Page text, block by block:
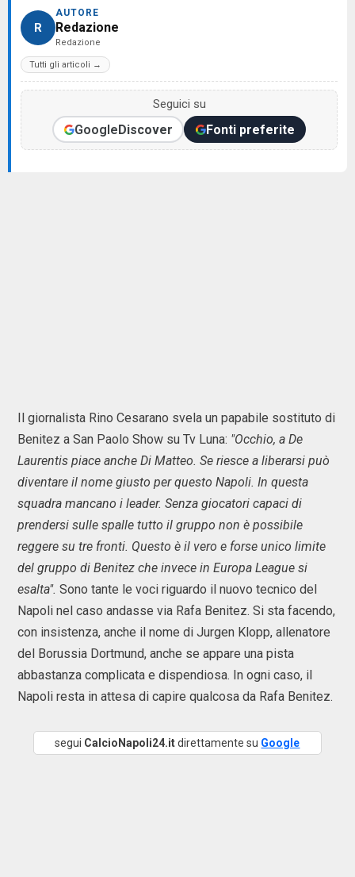
R
AUTORE
Redazione
Redazione
Tutti gli articoli →
Seguici su
GoogleDiscover Fonti preferite
Il giornalista Rino Cesarano svela un papabile sostituto di
Benitez a San Paolo Show su Tv Luna: "Occhio, a De
Laurentis piace anche Di Matteo. Se riesce a liberarsi può
diventare il nome giusto per questo Napoli. In questa
squadra mancano i leader. Senza giocatori capaci di
prendersi sulle spalle tutto il gruppo non è possibile
reggere su tre fronti. Questo è il vero e forse unico limite
del gruppo di Benitez che invece in Europa League si
esalta". Sono tante le voci riguardo il nuovo tecnico del
Napoli nel caso andasse via Rafa Benitez. Si sta facendo,
con insistenza, anche il nome di Jurgen Klopp, allenatore
del Borussia Dortmund, anche se appare una pista
abbastanza complicata e dispendiosa. In ogni caso, il
Napoli resta in attesa di capire qualcosa da Rafa Benitez.
segui CalcioNapoli24.itdirettamente su Google